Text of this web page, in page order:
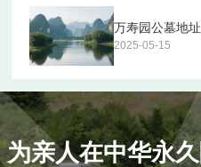
2025-05-15
为亲人在中华永